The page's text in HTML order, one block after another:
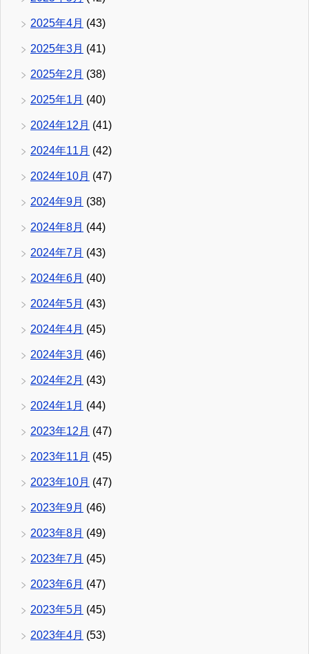
2025年4月 (43)
2025年3月 (41)
2025年2月 (38)
2025年1月 (40)
2024年12月 (41)
2024年11月 (42)
2024年10月 (47)
2024年9月 (38)
2024年8月 (44)
2024年7月 (43)
2024年6月 (40)
2024年5月 (43)
2024年4月 (45)
2024年3月 (46)
2024年2月 (43)
2024年1月 (44)
2023年12月 (47)
2023年11月 (45)
2023年10月 (47)
2023年9月 (46)
2023年8月 (49)
2023年7月 (45)
2023年6月 (47)
2023年5月 (45)
2023年4月 (53)